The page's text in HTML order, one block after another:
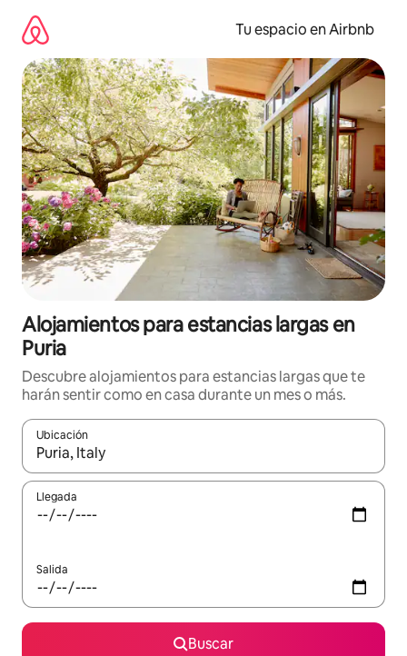
contenido
Tu espacio en Airbnb
Alojamientos para estancias largas en
Puria
Descubre alojamientos para estancias largas que te
harán sentir como en casa durante un mes o más.
Ubicación
Cuando los resultados estén disponibles, podrás navegar
Llegada
Salida
Buscar